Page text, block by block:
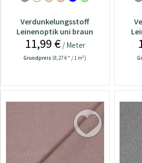
Verdunkelungsstoff
Leinenoptik uni braun
11,99 €/ Meter
Grundpreis (8,27 € * / 1 m²)